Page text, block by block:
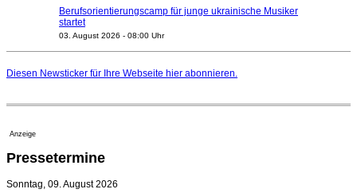
Berufsorientierungscamp für junge ukrainische Musiker
startet
03. August 2026 - 08:00 Uhr
Nationaltheater Mannheim
Regensburger Generalmusikdirektor Stefan Veselka
Kammerorchester Heilbronn: Chefdirigent Risto Joost
verlängert bis 2030
Diesen Newsticker für Ihre Webseite hier abonnieren.
Anzeige
Pressetermine
Sonntag, 09. August 2026